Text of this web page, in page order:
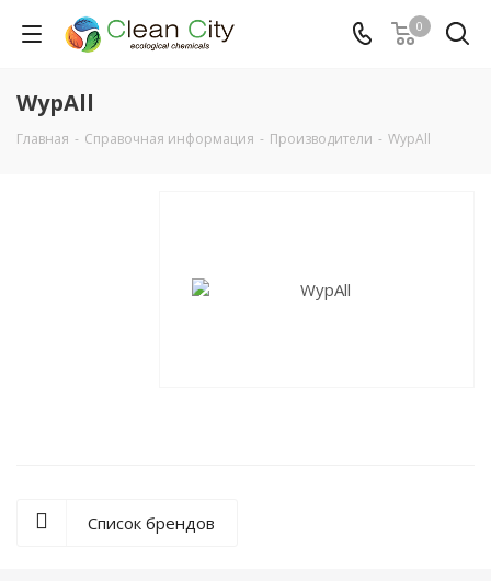
0
WypAll
Главная - Справочная информация - Производители - WypAll
Список брендов